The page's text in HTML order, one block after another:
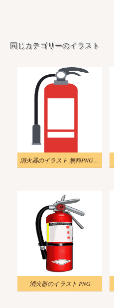
同じカテゴリーのイラスト
消火器のイラスト 無料PNG画像
消火器のイラスト PNG